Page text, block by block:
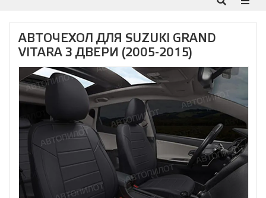
АВТОЧЕХОЛ ДЛЯ SUZUKI GRAND
VITARA 3 ДВЕРИ (2005-2015)
700-
Телефон:+7
(495)
почта:
info@avtopilot1.ru